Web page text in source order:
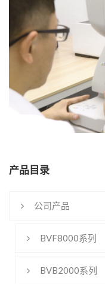
产品目录
公司产品
BVF8000系列
BVB2000系列